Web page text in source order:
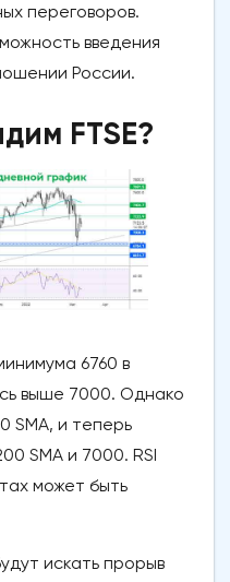
переговоров.
введения
России.
FTSE?
6760 в
выше 7000. Однако
SMA, и теперь
SMA и 7000. RSI
может быть
искать прорыв